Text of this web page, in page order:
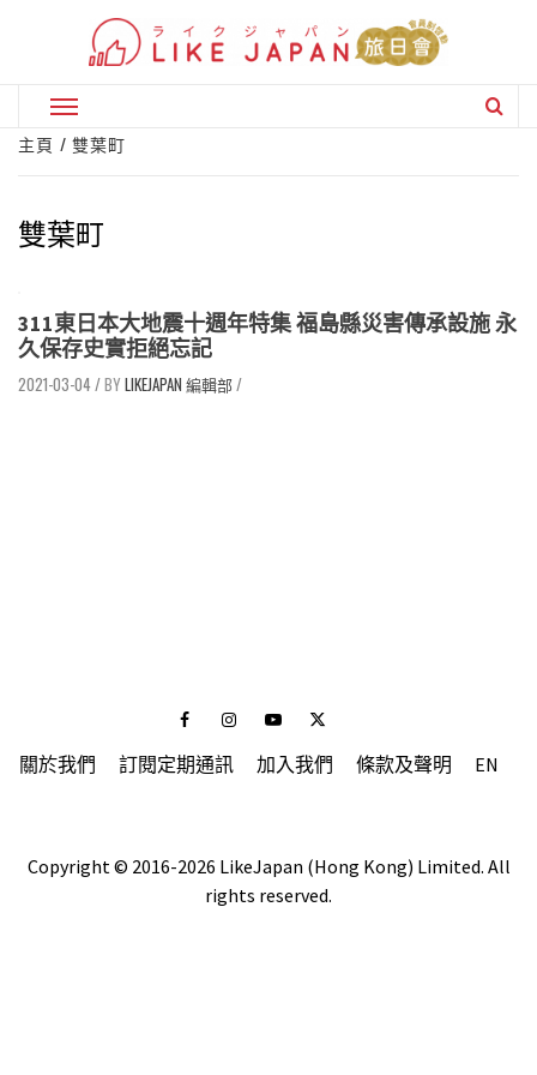
Primary
Menu
主頁 雙葉町
雙葉町
311東日本大地震十週年特集 福島縣災害傳承設施 永
久保存史實拒絕忘記
2021-03-04/ LIKEJAPAN 編輯部/
FacebookInstagramYoutubeTwitter
關於我們 訂閱定期通訊 加入我們 條款及聲明 EN
Copyright © 2016-2026 LikeJapan (Hong Kong) Limited. All
rights reserved.